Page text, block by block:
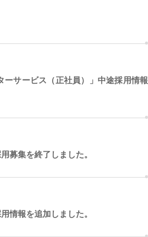
ーサービス（正社員）」中途採用情報
募集を終了しました。
情報を追加しました。